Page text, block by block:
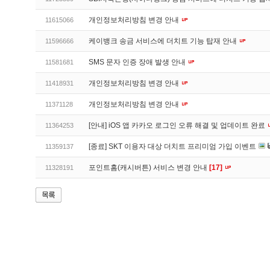
11615066 개인정보처리방침 변경 안내
11596666 케이뱅크 송금 서비스에 더치트 기능 탑재 안내
11581681 SMS 문자 인증 장애 발생 안내
11418931 개인정보처리방침 변경 안내
11371128 개인정보처리방침 변경 안내
11364253 [안내] iOS 앱 카카오 로그인 오류 해결 및 업데이트 완료
11359137 [종료] SKT 이용자 대상 더치트 프리미엄 가입 이벤트
11328191 포인트홈(캐시버튼) 서비스 변경 안내 [17]